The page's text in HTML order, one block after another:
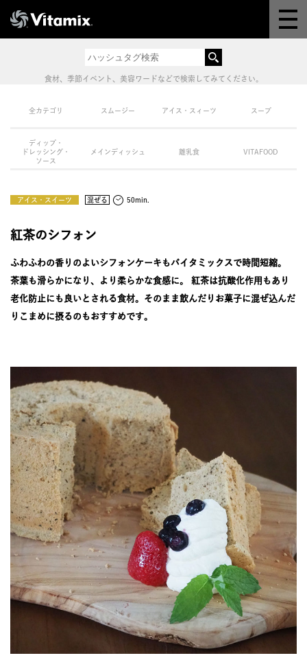
体験＆講座
8つの機能
オンラインストア
JOURNAL
食材、季節イベント、美容ワードなどで検索してみてください。
全カテゴリ スムージー アイス・スィーツ スープ
ディップ・
ドレッシング・
ソース
メインディッシュ 離乳食 VITAFOOD
アイス・スイーツ 混ぜる 50min.
紅茶のシフォン
ふわふわの香りのよいシフォンケーキもバイタミックスで時間短縮。
茶葉も滑らかになり、より柔らかな食感に。 紅茶は抗酸化作用もあり
老化防止にも良いとされる食材。そのまま飲んだりお菓子に混ぜ込んだ
りこまめに摂るのもおすすめです。